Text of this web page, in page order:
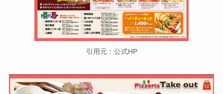
引用元：公式HP